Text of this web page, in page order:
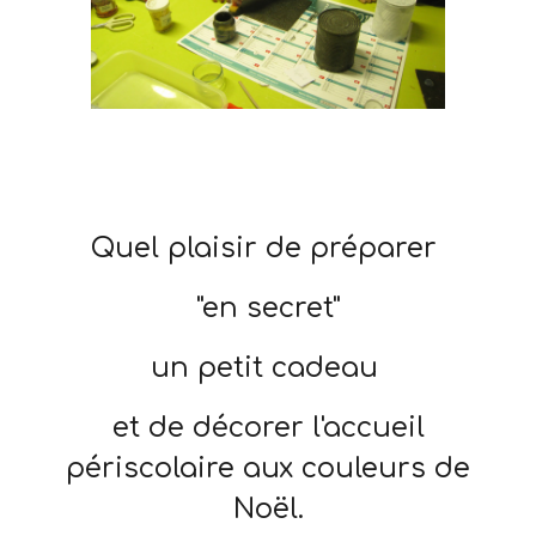
Quel plaisir de préparer
"en secret"
un petit cadeau
et de décorer l'accueil
périscolaire aux couleurs de
Noël.